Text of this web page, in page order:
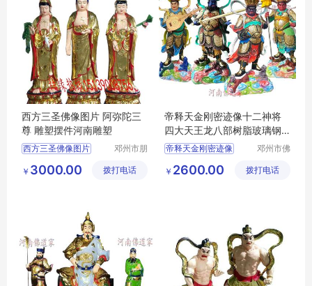
西方三圣佛像图片 阿弥陀三
尊 雕塑摆件河南雕塑
西方三圣佛像图片
邓州市朋
品店
￥ 3000.00 拨打电话
帝释天金刚密迹像十二神将
四大天王龙八部树脂玻璃钢
佛像摆件批发
帝释天金刚密迹像
河南佛道家厂家直销
邓州市佛
厂
￥ 2600.00 拨打电话